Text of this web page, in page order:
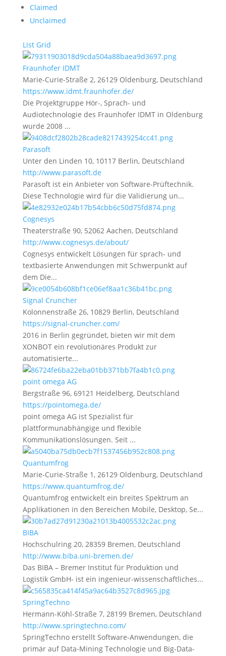
Claimed
Unclaimed
List Grid
Fraunhofer IDMT
Marie-Curie-Straße 2, 26129 Oldenburg, Deutschland
https://www.idmt.fraunhofer.de/
Die Projektgruppe Hör-, Sprach- und
Audiotechnologie des Fraunhofer IDMT in Oldenburg
wurde 2008 ...
Parasoft
Unter den Linden 10, 10117 Berlin, Deutschland
http://www.parasoft.de
Parasoft ist ein Anbieter von Software-Prüftechnik.
Diese Technologie wird für die Validierung un...
Cognesys
Theaterstraße 90, 52062 Aachen, Deutschland
http://www.cognesys.de/about/
Cognesys entwickelt Lösungen für sprach- und
textbasierte Anwendungen mit Schwerpunkt auf
dem Die...
Signal Cruncher
Kolonnenstraße 26, 10829 Berlin, Deutschland
https://signal-cruncher.com/
2016 in Berlin gegründet, bieten wir mit dem
XONBOT ein revolutionäres Produkt zur
automatisierte...
point omega AG
Bergstraße 96, 69121 Heidelberg, Deutschland
https://pointomega.de/
point omega AG ist Spezialist für
plattformunabhängige und flexible
Kommunikationslösungen. Seit ...
Quantumfrog
Marie-Curie-Straße 1, 26129 Oldenburg, Deutschland
https://www.quantumfrog.de/
Quantumfrog entwickelt ein breites Spektrum an
Applikationen in den Bereichen Mobile, Desktop, Se...
BIBA
Hochschulring 20, 28359 Bremen, Deutschland
http://www.biba.uni-bremen.de/
Das BIBA – Bremer Institut für Produktion und
Logistik GmbH- ist ein ingenieur-wissenschaftliches...
SpringTechno
Hermann-Köhl-Straße 7, 28199 Bremen, Deutschland
http://www.springtechno.com/
SpringTechno erstellt Software-Anwendungen, die
primär auf Data-Mining Technologie und Big-Data-